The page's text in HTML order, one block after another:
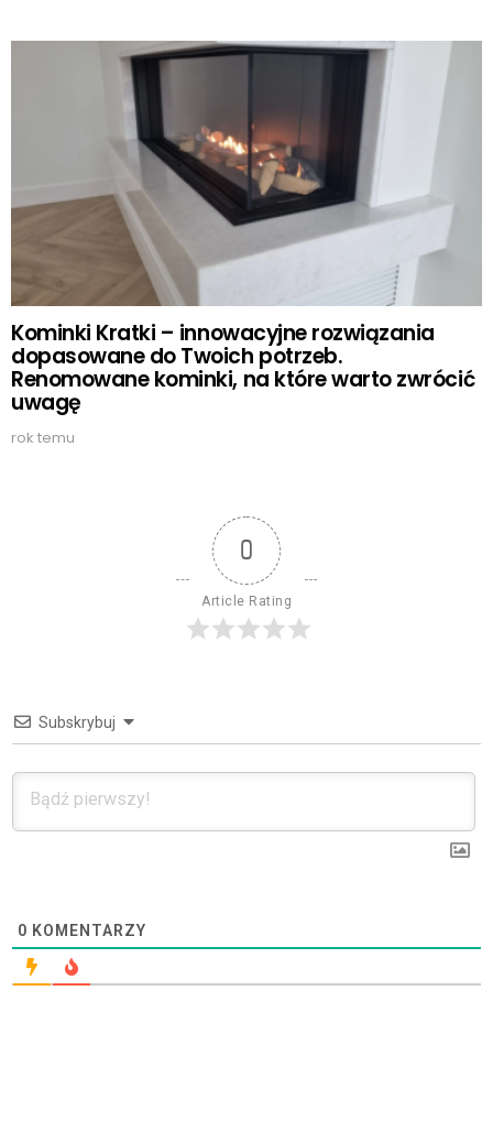
Kominki Kratki – innowacyjne rozwiązania
dopasowane do Twoich potrzeb.
Renomowane kominki, na które warto zwrócić
uwagę
rok temu
0
Article Rating
Subskrybuj
0 KOMENTARZY